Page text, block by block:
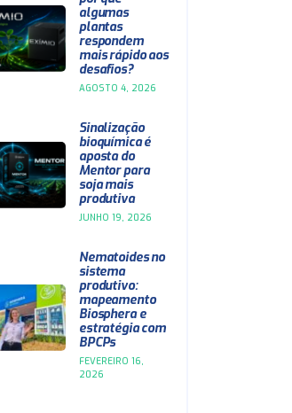
algumas
plantas
respondem
mais rápido aos
desafios?
AGOSTO 4, 2026
Sinalização
bioquímica é
aposta do
Mentor para
soja mais
produtiva
JUNHO 19, 2026
Nematoides no
sistema
produtivo:
mapeamento
Biosphera e
estratégia com
BPCPs
FEVEREIRO 16,
2026